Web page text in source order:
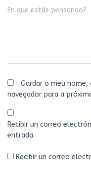
En que estás pensando?
Gardar o meu
navegador para a
Recibir un correo
entrada.
Recibir un correo